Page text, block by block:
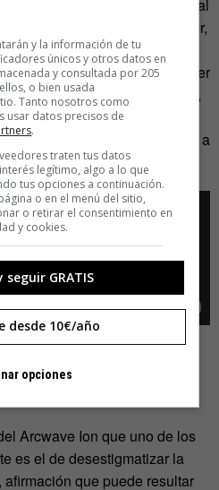
rápidos con un juguete sexual
un sexo rápido? Sí, podría ser,
responde Rief. «La
cuando, tiene ganas de tener
Y según nuestra experiencia,
la gente compra juguetes
y probar cosas nuevas, a
una pareja».
Arcwave Ion que uno de los
es el de desestigmatizar la
que puede resultar
y la información de tu
únicos y otros datos en
y consultada por 205
o bien usada
Tanto nosotros como
usar datos precisos de
.
traten tus datos
legítimo, algo a lo que
tus opciones a continuación.
o en el menú del sitio,
o retirar el consentimiento en
y cookies.
GRATIS
desde 10€/año
opciones